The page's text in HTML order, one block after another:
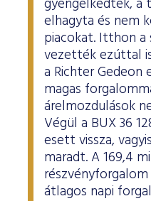
gyengélkedtek, a
elhagyta és nem
piacokat. Itthon a
vezették ezúttal
a Richter
magas
árelmozdulások
Végül a BUX 36
esett vissza,
maradt. A 169,4
átlagos napi